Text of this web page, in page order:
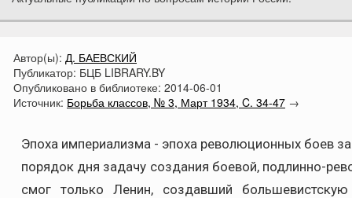
Автор(ы): Д. БАЕВСКИЙ
Публикатор: БЦБ LIBRARY.BY
Опубликовано в библиотеке: 2014-06-01
Источник: Борьба классов, № 3, Март 1934, C. 34-47 →
Эпоха империализма - эпоха революционных боев
порядок дня задачу создания боевой, подлинно-
смог только Ленин, создавший